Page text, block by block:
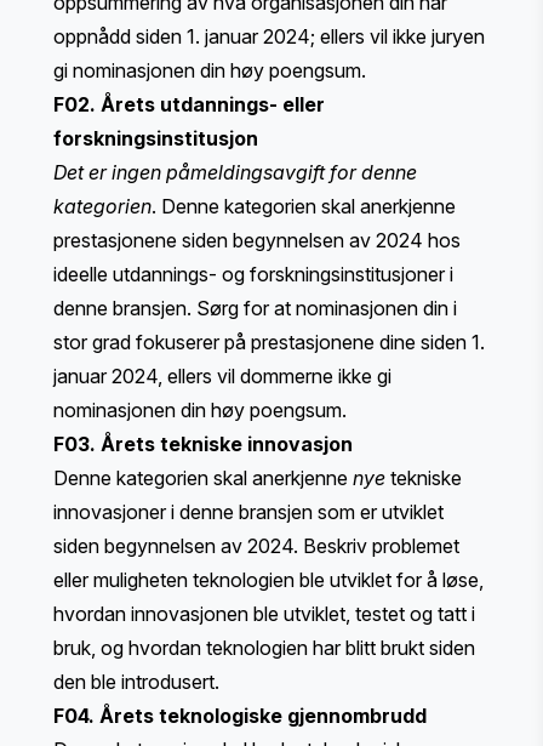
oppnådd siden 1. januar 2024; ellers vil ikke juryen
gi nominasjonen din høy poengsum.
F02. Årets utdannings- eller
forskningsinstitusjon
Det er ingen påmeldingsavgift for denne
kategorien. Denne kategorien skal anerkjenne
prestasjonene siden begynnelsen av 2024 hos
ideelle utdannings- og forskningsinstitusjoner i
denne bransjen. Sørg for at nominasjonen din i
stor grad fokuserer på prestasjonene dine siden 1.
januar 2024, ellers vil dommerne ikke gi
nominasjonen din høy poengsum.
F03. Årets tekniske innovasjon
Denne kategorien skal anerkjenne nye tekniske
innovasjoner i denne bransjen som er utviklet
siden begynnelsen av 2024. Beskriv problemet
eller muligheten teknologien ble utviklet for å løse,
hvordan innovasjonen ble utviklet, testet og tatt i
bruk, og hvordan teknologien har blitt brukt siden
den ble introdusert.
F04. Årets teknologiske gjennombrudd